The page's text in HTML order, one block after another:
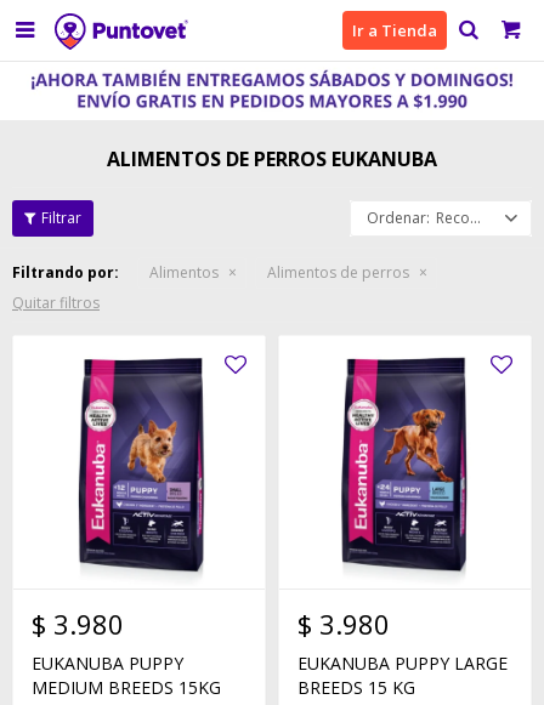
 Ir a Tienda
ALIMENTOS DE PERROS EUKANUBA
Recomendados
Filtrando por: Alimentos
Alimentos de perros
Quitar filtros
$ 3.980
EUKANUBA PUPPY
MEDIUM BREEDS 15KG
$ 3.980
EUKANUBA PUPPY LARGE
BREEDS 15 KG